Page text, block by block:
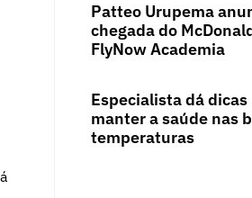
Patteo Urupema
chegada do
FlyNow Academia
Especialista dá dicas
manter a saúde nas
temperaturas